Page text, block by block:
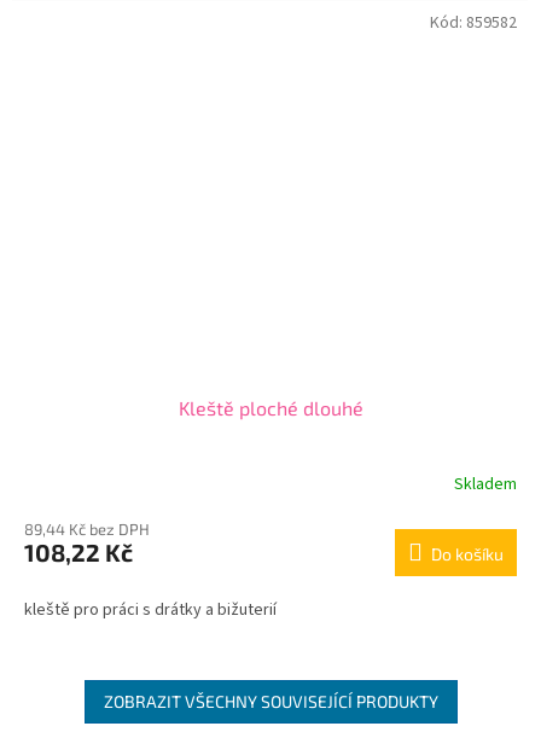
Kleště ploché dlouhé
Skladem
89,44 Kč bez DPH
108,22 Kč Do košíku
kleště pro práci s drátky a bižuterií
Kód: 859582
ZOBRAZIT VŠECHNY SOUVISEJÍCÍ PRODUKTY